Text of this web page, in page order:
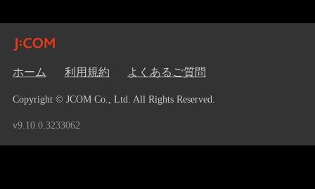
ホーム 利用規約 よくあるご質問
Copyright © JCOM Co., Ltd. All Rights Reserved.
v9.10.0.3233062